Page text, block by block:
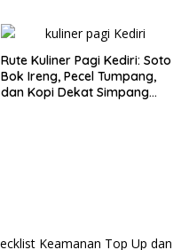
Rute Kuliner Pagi Kediri: Soto
Bok Ireng, Pecel Tumpang,
dan Kopi Dekat Simpang